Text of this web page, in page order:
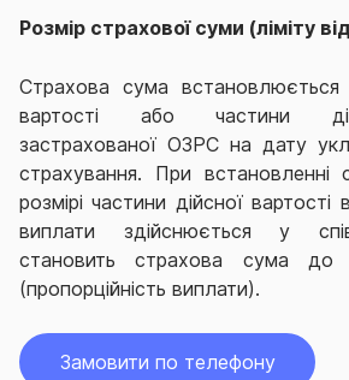
Розмір страхової суми (ліміту
Страхова сума встановлюється
вартості або частини
застрахованої ОЗРС на дату
страхування. При встановленні
розмірі частини дійсної вартості
виплати здійснюється у
становить страхова сума до
(пропорційність виплати).
Замовити по телефону